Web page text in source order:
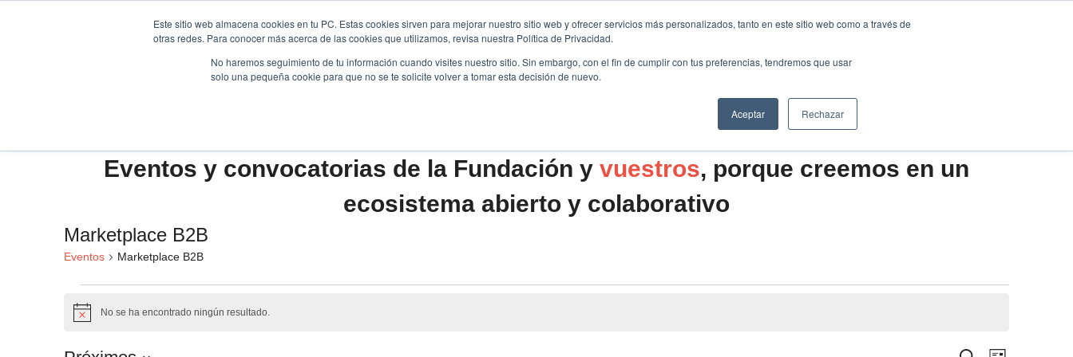
Este sitio web almacena cookies en tu PC. Estas cookies sirven para mejorar nuestro sitio web y ofrecer servicios más personalizados, tanto en este sitio web como a través de
otras redes. Para conocer más acerca de las cookies que utilizamos, revisa nuestra Política de Privacidad.
No haremos seguimiento de tu información cuando visites nuestro sitio. Sin embargo, con el fin de cumplir con tus preferencias, tendremos que usar
solo una pequeña cookie para que no se te solicite volver a tomar esta decisión de nuevo.
Aceptar Rechazar
HOME B2B FILANTROPÍA LONGEVIDAD
Eventos y convocatorias de la Fundación y vuestros, porque creemos en un
ecosistema abierto y colaborativo
Marketplace B2B
Eventos Marketplace B2B
Eventos
Aviso No se ha encontrado ningún resultado.